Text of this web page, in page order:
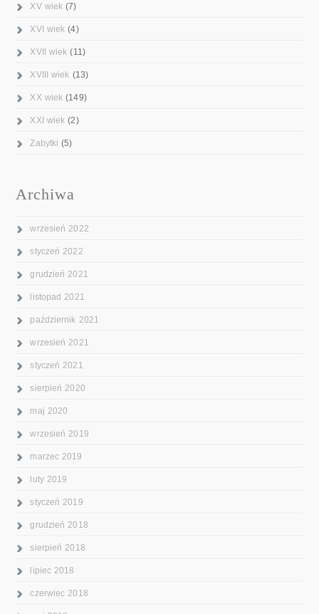
XV wiek (7)
XVI wiek (4)
XVII wiek (11)
XVIII wiek (13)
XX wiek (149)
XXI wiek (2)
Zabytki (5)
Archiwa
wrzesień 2022
styczeń 2022
grudzień 2021
listopad 2021
październik 2021
wrzesień 2021
styczeń 2021
sierpień 2020
maj 2020
wrzesień 2019
marzec 2019
luty 2019
styczeń 2019
grudzień 2018
sierpień 2018
lipiec 2018
czerwiec 2018